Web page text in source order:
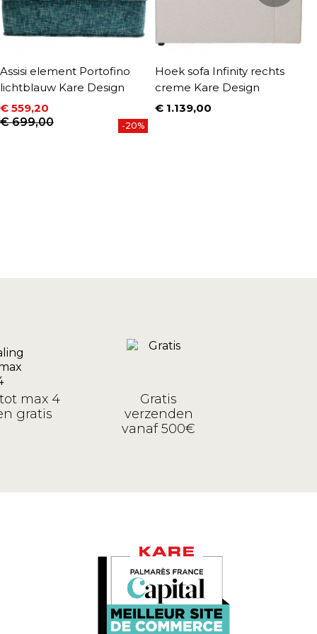
Assisi element Portofino
lichtblauw Kare Design
Prijs
€ 559,20
Normale prijs
€ 699,00 -20%
Hoek sofa Infinity rechts
creme Kare Design
Prijs
€ 1.139,00
max 4
gratis
Gratis
verzenden
vanaf 500€